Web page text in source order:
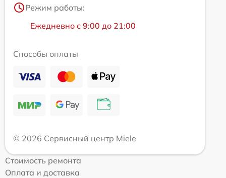
Режим работы:
Ежедневно с 9:00 до 21:00
Способы оплаты
© 2026 Сервисный центр Miele
Стоимость ремонта
Оплата и доставка